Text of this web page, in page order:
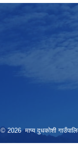
© 2026 माप्य दुधकोशी